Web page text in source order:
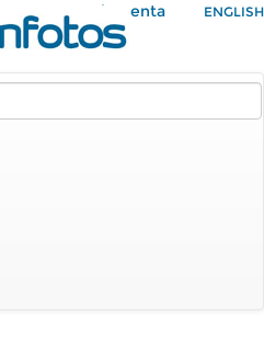
Mi Cuenta ENGLISH